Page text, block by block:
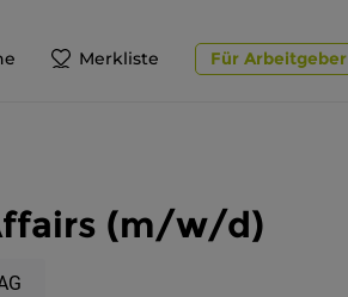
Merkliste Für Arbeitgeber
(m/w/d)